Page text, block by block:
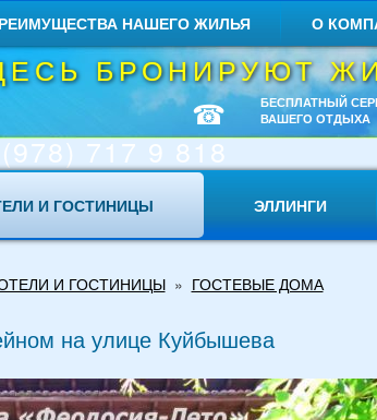
НАШЕГО ЖИЛЬЯ О
БРОНИРУЮТ
☎
717 9 818
БЕСПЛАТНЫЙ
ВАШЕГО ОТДЫХА
И ГОСТИНИЦЫ ЭЛЛИНГИ
И ГОСТИНИЦЫ » ГОСТЕВЫЕ ДОМА
на улице Куйбышева